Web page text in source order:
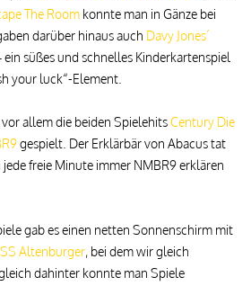
The Room konnte man in Gänze bei
darüber hinaus auch Davy Jones´
ein süßes und schnelles Kinderkartenspiel
your luck“-Element.
allem die beiden SpielehitsCentury Die
gespielt. Der Erklärbär von Abacus tat
freie Minute immer NMBR9 erklären
gab es einen netten Sonnenschirm mit
Altenburger, bei dem wir gleich
dahinter konnte man Spiele